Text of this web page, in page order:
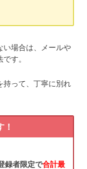
い場合は、メールや
す。
持って、丁寧に別れ
録者限定で合計最